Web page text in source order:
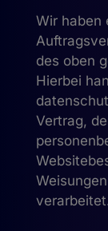
Wir haben
des oben
Hierbei
Vertrag,